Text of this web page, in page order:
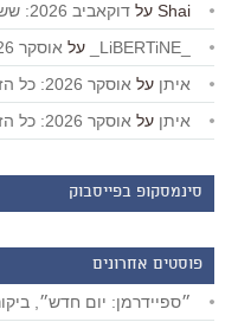
Shai על דוקאביב 2026: שש או שבע המלצות
על אוסקר 2026: כל הזוכים
איתן על אוסקר 2026: כל הזוכים
איתן על אוסקר 2026: כל הזוכים
סינמסקופ בפייסבוק
פוסטים אחרונים
״ספיידרמן: יום חדש״,